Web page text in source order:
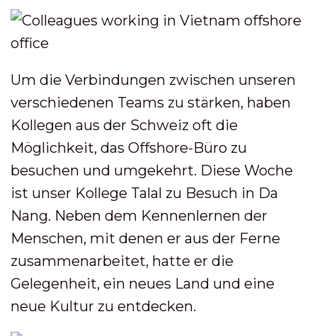
Um die Verbindungen zwischen unseren
verschiedenen Teams zu stärken, haben
Kollegen aus der Schweiz oft die
Möglichkeit, das Offshore-Büro zu
besuchen und umgekehrt. Diese Woche
ist unser Kollege Talal zu Besuch in Da
Nang. Neben dem Kennenlernen der
Menschen, mit denen er aus der Ferne
zusammenarbeitet, hatte er die
Gelegenheit, ein neues Land und eine
neue Kultur zu entdecken.